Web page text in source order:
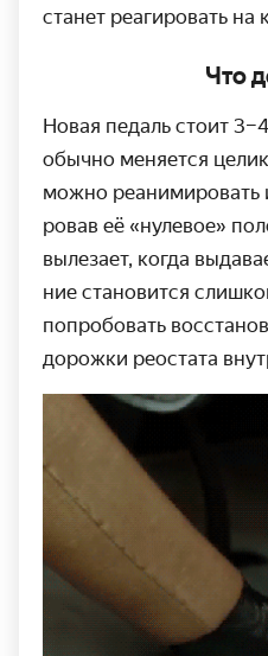
станет реагиро­вать
Что
Новая педаль стоит
обычно меняется
можно реаними­ровать
ровав её «нулевое»
вылезает, когда
ние становится
попро­бовать
дорожки реостата